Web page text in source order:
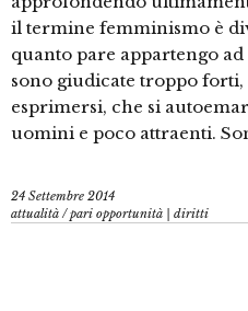
il termine femminismo è
quanto pare appartengo
sono giudicate troppo forti,
esprimersi, che si
uomini e poco attraenti.
24 Settembre 2014
attualità /pari opportunità | diritti